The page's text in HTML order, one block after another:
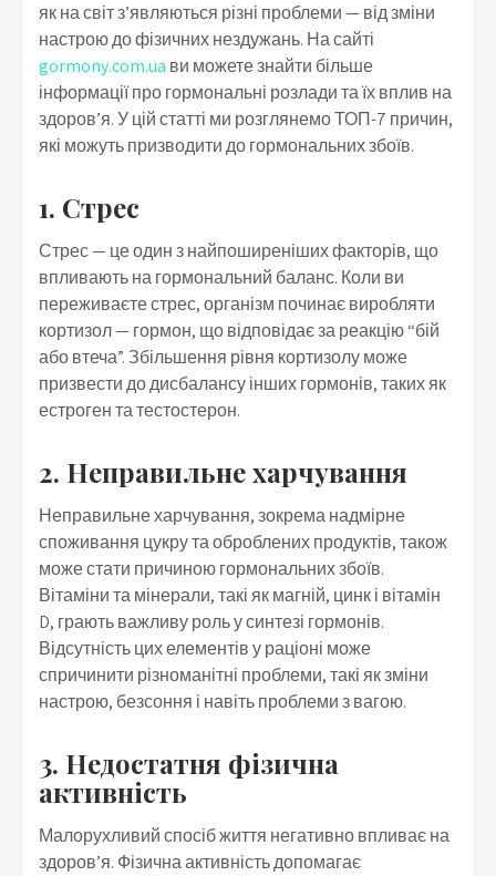
як на світ з’являються різні проблеми — від зміни
настрою до фізичних нездужань. На сайті
gormony.com.ua ви можете знайти більше
інформації про гормональні розлади та їх вплив на
здоров’я. У цій статті ми розглянемо ТОП-7 причин,
які можуть призводити до гормональних збоїв.
1. Стрес
Стрес — це один з найпоширеніших факторів, що
впливають на гормональний баланс. Коли ви
переживаєте стрес, організм починає виробляти
кортизол — гормон, що відповідає за реакцію “бій
або втеча”. Збільшення рівня кортизолу може
призвести до дисбалансу інших гормонів, таких як
естроген та тестостерон.
2. Неправильне харчування
Неправильне харчування, зокрема надмірне
споживання цукру та оброблених продуктів, також
може стати причиною гормональних збоїв.
Вітаміни та мінерали, такі як магній, цинк і вітамін
D, грають важливу роль у синтезі гормонів.
Відсутність цих елементів у раціоні може
спричинити різноманітні проблеми, такі як зміни
настрою, безсоння і навіть проблеми з вагою.
3. Недостатня фізична
активність
Малорухливий спосіб життя негативно впливає на
здоров’я. Фізична активність допомагає